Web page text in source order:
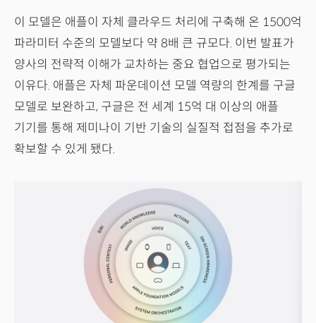
이 모델은 애플이 자체 클라우드 처리에 구축해 온 1500억
파라미터 수준의 모델보다 약 8배 큰 규모다. 이번 발표가
양사의 전략적 이해가 교차하는 중요 협업으로 평가되는
이유다. 애플은 자체 파운데이션 모델 역량의 한계를 구글
모델로 보완하고, 구글은 전 세계 15억 대 이상의 애플
기기를 통해 제미나이 기반 기술의 실질적 접점을 추가로
확보할 수 있게 됐다.